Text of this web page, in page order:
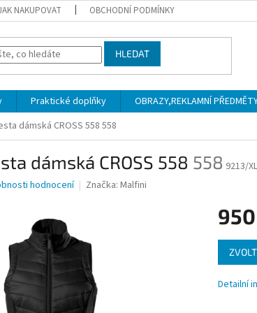
NAKUPOVAT OBCHODNÍ PODMÍNKY
HLEDAT
Praktické doplňky OBRAZY,REKLAMNÍ
dámská CROSS 558558
dámská CROSS 558 558 9213/XL
hodnocení Značka: Malfini
Měrná
cena:
Detailní